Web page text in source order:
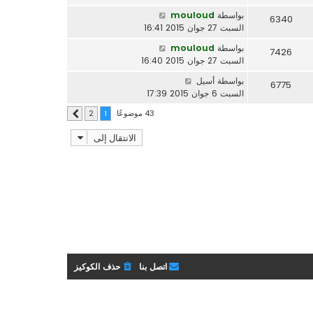
6340 بواسطة mouloud
السبت 27 جوان 2015 16:41
7426 بواسطة mouloud
السبت 27 جوان 2015 16:40
6775 بواسطة أسيل
السبت 6 جوان 2015 17:39
43 موضوعًا 1
2 التالي
الانتقال إلى
حذف الكوكيز اتصل بنا